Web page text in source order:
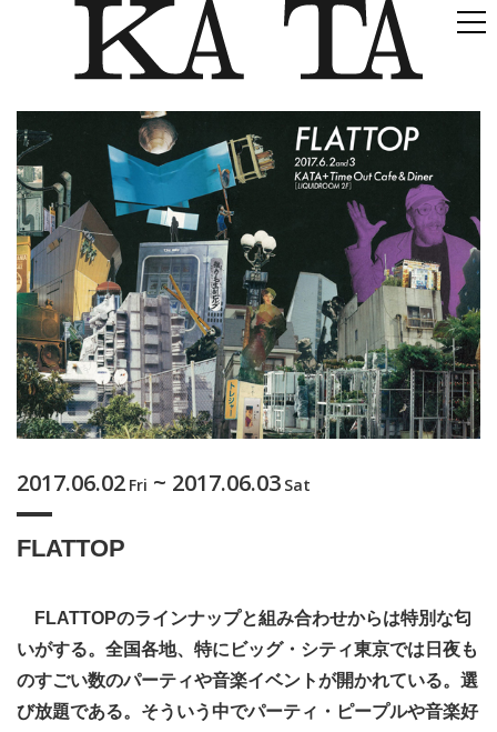
2017.06.02 Fri ~ 2017.06.03 Sat
FLATTOP
FLATTOPのラインナップと組み合わせからは特別な匂
いがする。全国各地、特にビッグ・シティ東京では日夜も
のすごい数のパーティや音楽イベントが開かれている。選
び放題である。そういう中でパーティ・ピープルや音楽好